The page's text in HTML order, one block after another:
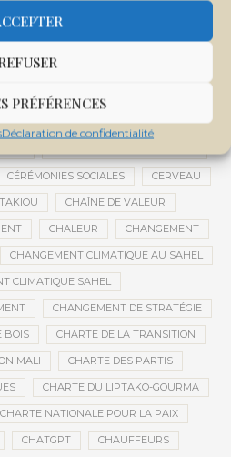
PRÉFÉRENCES
Déclaration de confidentialité
DE CONFÉRENCES DE BAMAKO
MALI
ET CONCOURS DE L’ÉDUCATION
CERCLE DE RÉFLEXION À DISTANCE
CÉRÉMONIES SOCIALES CERVEAU
CHAÎNE DE VALEUR
CHALEUR CHANGEMENT
CHANGEMENT CLIMATIQUE AU SAHEL
CLIMATIQUE SAHEL
CHANGEMENT DE STRATÉGIE
BOIS CHARTE DE LA TRANSITION
MALI CHARTE DES PARTIS
CHARTE DU LIPTAKO-GOURMA
CHARTE NATIONALE POUR LA PAIX
CHATGPT CHAUFFEURS